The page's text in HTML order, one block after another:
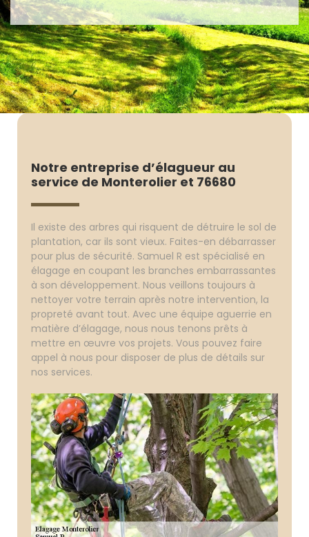
Notre entreprise d’élagueur au
service de Monterolier et 76680
Il existe des arbres qui risquent de détruire le sol de
plantation, car ils sont vieux. Faites-en débarrasser
pour plus de sécurité. Samuel R est spécialisé en
élagage en coupant les branches embarrassantes
à son développement. Nous veillons toujours à
nettoyer votre terrain après notre intervention, la
propreté avant tout. Avec une équipe aguerrie en
matière d’élagage, nous nous tenons prêts à
mettre en œuvre vos projets. Vous pouvez faire
appel à nous pour disposer de plus de détails sur
nos services.